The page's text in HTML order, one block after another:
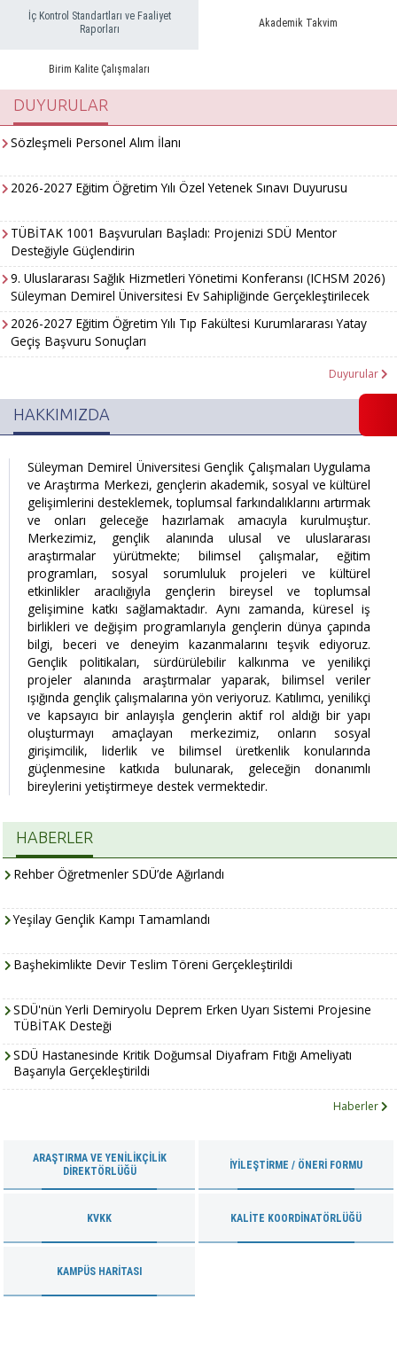
İç Kontrol Standartları ve Faaliyet
Raporları
Akademik Takvim
Birim Kalite Çalışmaları
DUYURULAR
Sözleşmeli Personel Alım İlanı
2026-2027 Eğitim Öğretim Yılı Özel Yetenek Sınavı Duyurusu
TÜBİTAK 1001 Başvuruları Başladı: Projenizi SDÜ Mentor
Desteğiyle Güçlendirin
9. Uluslararası Sağlık Hizmetleri Yönetimi Konferansı (ICHSM 2026)
Süleyman Demirel Üniversitesi Ev Sahipliğinde Gerçekleştirilecek
2026-2027 Eğitim Öğretim Yılı Tıp Fakültesi Kurumlararası Yatay
Geçiş Başvuru Sonuçları
Duyurular
HAKKIMIZDA
Süleyman Demirel Üniversitesi Gençlik Çalışmaları Uygulama
ve Araştırma Merkezi, gençlerin akademik, sosyal ve kültürel
gelişimlerini desteklemek, toplumsal farkındalıklarını artırmak
ve onları geleceğe hazırlamak amacıyla kurulmuştur.
Merkezimiz, gençlik alanında ulusal ve uluslararası
araştırmalar yürütmekte; bilimsel çalışmalar, eğitim
programları, sosyal sorumluluk projeleri ve kültürel
etkinlikler aracılığıyla gençlerin bireysel ve toplumsal
gelişimine katkı sağlamaktadır. Aynı zamanda, küresel iş
birlikleri ve değişim programlarıyla gençlerin dünya çapında
bilgi, beceri ve deneyim kazanmalarını teşvik ediyoruz.
Gençlik politikaları, sürdürülebilir kalkınma ve yenilikçi
projeler alanında araştırmalar yaparak, bilimsel veriler
ışığında gençlik çalışmalarına yön veriyoruz. Katılımcı, yenilikçi
ve kapsayıcı bir anlayışla gençlerin aktif rol aldığı bir yapı
oluşturmayı amaçlayan merkezimiz, onların sosyal
girişimcilik, liderlik ve bilimsel üretkenlik konularında
güçlenmesine katkıda bulunarak, geleceğin donanımlı
bireylerini yetiştirmeye destek vermektedir.
HABERLER
Rehber Öğretmenler SDÜ’de Ağırlandı
Yeşilay Gençlik Kampı Tamamlandı
Başhekimlikte Devir Teslim Töreni Gerçekleştirildi
SDÜ'nün Yerli Demiryolu Deprem Erken Uyarı Sistemi Projesine
TÜBİTAK Desteği
SDÜ Hastanesinde Kritik Doğumsal Diyafram Fıtığı Ameliyatı
Başarıyla Gerçekleştirildi
Haberler
ARAŞTIRMA VE YENILIKÇILIK
DIREKTÖRLÜĞÜ
İYILEŞTIRME / ÖNERI FORMU
KVKK KALITE KOORDINATÖRLÜĞÜ
KAMPÜS HARITASI